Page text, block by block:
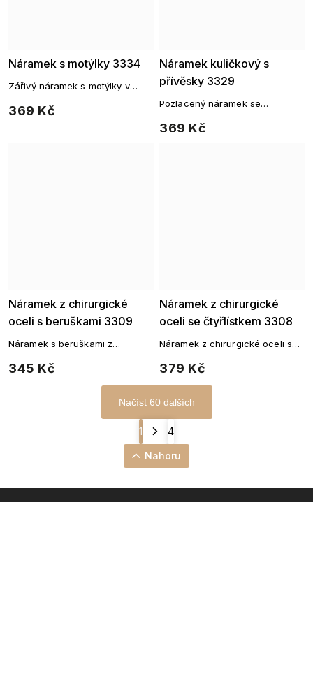
Náramek s motýlky 3334
369 Kč
Zářivý náramek s motýlky v
Náramek kuličkový s
přívěsky 3329
369 Kč
Pozlacený náramek se
Náramek z chirurgické
oceli s beruškami 3309
345 Kč
Náramek s beruškami z
Náramek z chirurgické
oceli se čtyřlístkem 3308
379 Kč
Náramek z chirurgické oceli se
Načíst 60 dalších
1 4
Nahoru